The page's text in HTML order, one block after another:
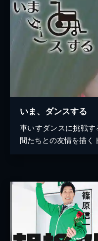
いま、ダンスする
車いすダンスに挑戦
間たちとの友情を描く